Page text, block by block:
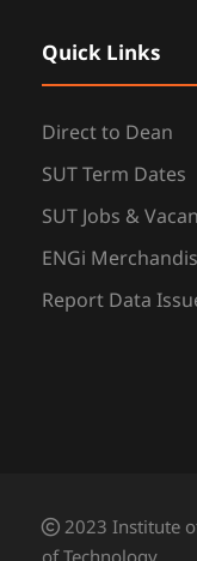
Quick Links
Direct to Dean
SUT Term Dates
SUT Jobs &
ENGi
Report Data
2023 Institute